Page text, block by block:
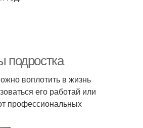
подростка
воплотить в жизнь
его работай или
профессиональных